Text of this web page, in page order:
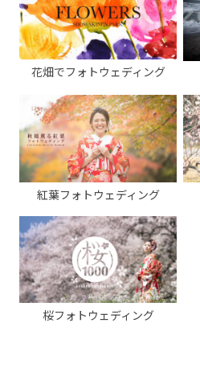
花畑でフォトウェディング
紅葉フォトウェディング
桜フォトウェディング